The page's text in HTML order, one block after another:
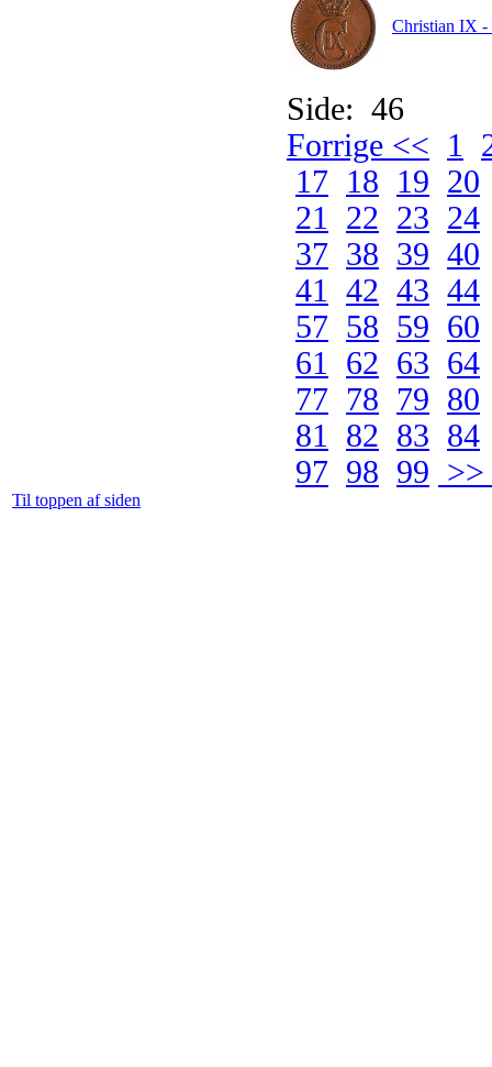
Christian IX -
Side: 46
Forrige << 1
17 18 19 20
21
22 23 24
37 38 39 40
41
42 43 44
57 58 59 60
61
62 63 64
77 78 79 80
81
82 83 84
97 98 99 >>
Til toppen af siden